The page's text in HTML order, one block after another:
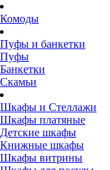
Комоды
Пуфы и банкетки
Пуфы
Банкетки
Скамьи
Шкафы и Стеллажи
Шкафы платяные
Детские шкафы
Книжные шкафы
Шкафы витрины